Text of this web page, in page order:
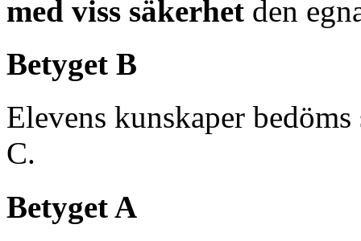
med viss säkerhet den
Betyget B
Elevens kunskaper
C.
Betyget A